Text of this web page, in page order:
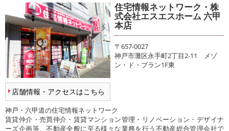
店舗情報・アクセスはこちら
住宅情報ネットワーク・株
式会社エスエスホーム 六甲
本店
〒657-0027
神戸市灘区永手町2丁目2-11 メゾ
ン・ド・ブラン1F東
神戸・六甲道の住宅情報ネットワーク
賃貸仲介・売買仲介・賃貸マンション管理・リノベーション・デザイナ
ーズ企画等、不動産全般に至る様々な業務を行う不動産総合管理会社で